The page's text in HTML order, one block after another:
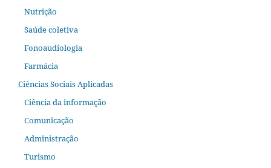
Nutrição
Saúde coletiva
Fonoaudiologia
Farmácia
Ciências Sociais Aplicadas
Ciência da informação
Comunicação
Administração
Turismo